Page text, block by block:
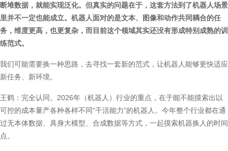
断堆数据，就能实现泛化。但真实的问题在于，这套方法到了机器人场景
里并不一定也能成立。机器人面对的是文本、图像和动作共同耦合的任
务，维度更高，也更复杂，而目前这个领域其实还没有形成特别成熟的训
练范式。
我们可能需要换一种思路，去寻找一套新的范式，让机器人能够更快适应
新任务、新环境。
王鹤：完全认同。2026年（机器人）行业的重点，在于能不能摸索出以
可控的成本量产各种各样不同“干活能力”的机器人。今年整个行业都在通
过无本体数据、具身大模型、合成数据等方式，一起摸索机器换人的时间
点。